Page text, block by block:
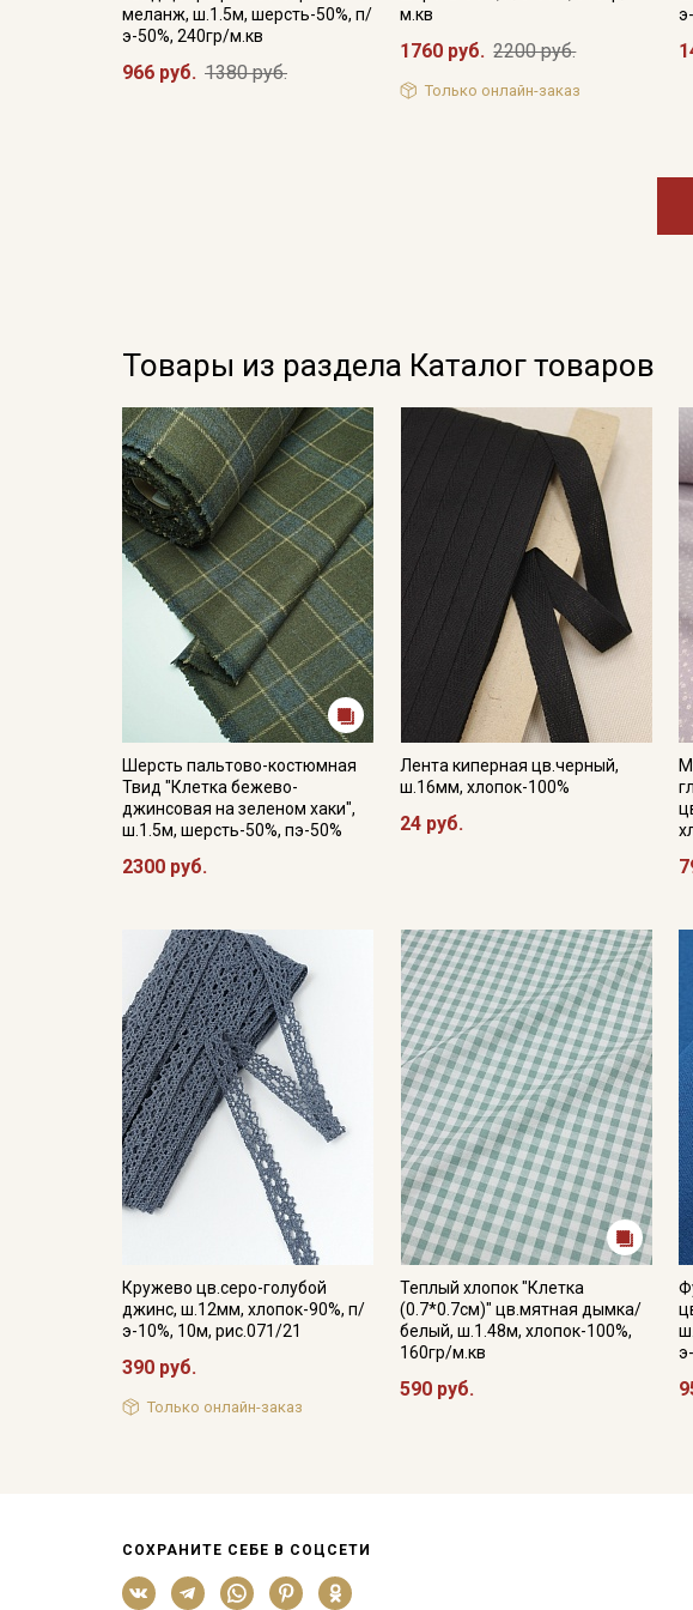
меланж, ш.1.5м, шерсть-50%, п/
э-50%, 240гр/м.кв
966 руб. 1380 руб.
м.кв
1760 руб. 2200 руб.
Только онлайн-заказ
Товары из раздела Каталог товаров
Шерсть пальтово-костюмная
Твид "Клетка бежево-
джинсовая на зеленом хаки",
ш.1.5м, шерсть-50%, пэ-50%
2300 руб.
Лента киперная цв.черный,
ш.16мм, хлопок-100%
24 руб.
Кружево цв.серо-голубой
джинс, ш.12мм, хлопок-90%, п/
э-10%, 10м, рис.071/21
390 руб.
Только онлайн-заказ
Теплый хлопок "Клетка
(0.7*0.7см)" цв.мятная дымка/
белый, ш.1.48м, хлопок-100%,
160гр/м.кв
590 руб.
СОХРАНИТЕ СЕБЕ В СОЦСЕТИ